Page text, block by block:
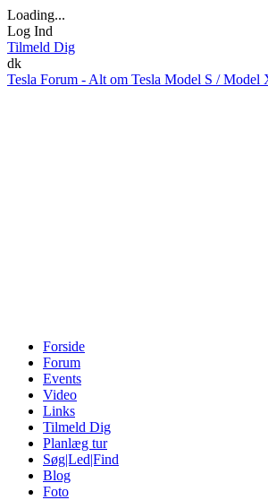
Loading...
Log Ind
Tilmeld Dig
dk
Tesla Forum - Alt om Tesla Model S /
Forside
Forum
Events
Video
Links
Tilmeld Dig
Planlæg tur
Søg|Led|Find
Blog
Foto